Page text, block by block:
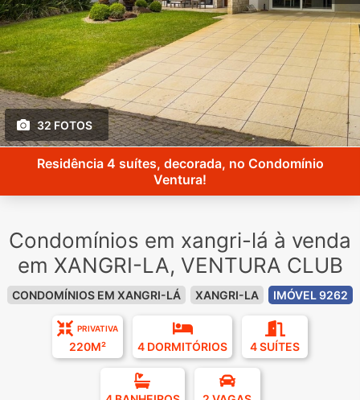
32 FOTOS
Residência 4 suítes, decorada, no Condomínio
Ventura!
Condomínios em xangri-lá à venda
em XANGRI-LA, VENTURA CLUB
CONDOMÍNIOS EM XANGRI-LÁ XANGRI-LA IMÓVEL 9262
PRIVATIVA
220M² 4 DORMITÓRIOS 4 SUÍTES